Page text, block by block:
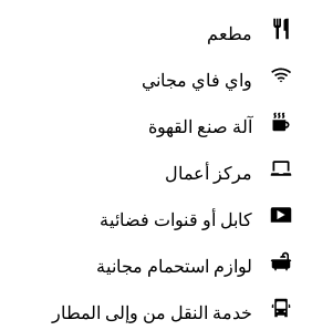
مطعم
واي فاي مجاني
آلة صنع القهوة
مركز أعمال
كابل أو قنوات فضائية
لوازم استحمام مجانية
خدمة النقل من وإلى المطار